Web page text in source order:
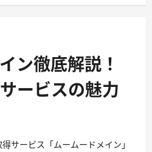
ン徹底解説！
ービスの魅力
サービス「ムームードメイン」